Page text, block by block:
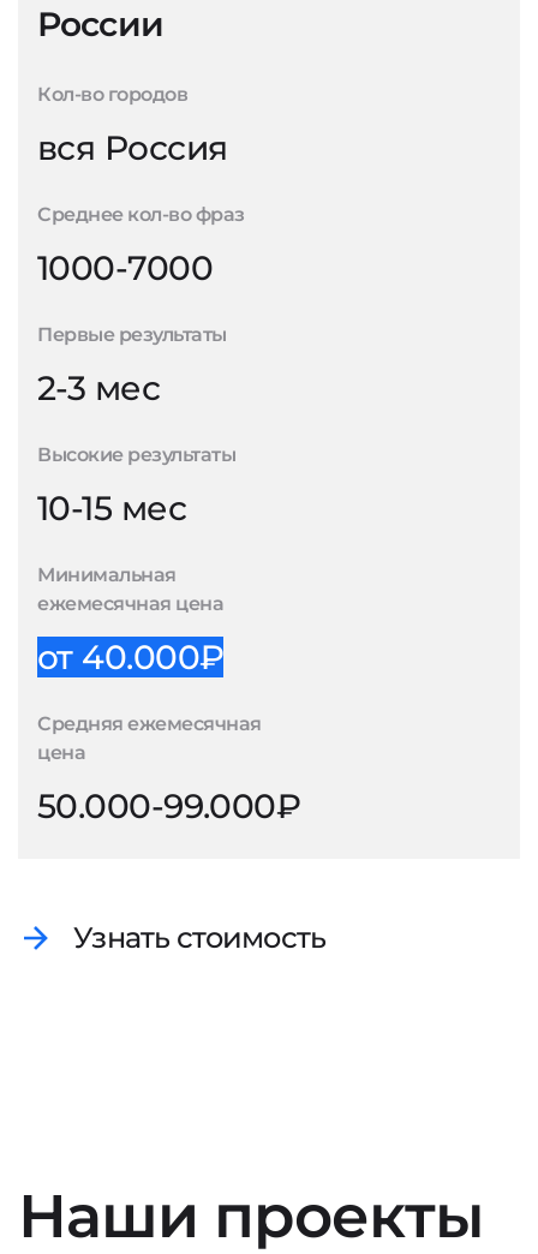
России
Кол-во городов
вся Россия
Среднее кол-во фраз
1000-7000
Первые результаты
2-3 мес
Высокие результаты
10-15 мес
Минимальная
ежемесячная цена
от 40.000₽
Средняя ежемесячная
цена
50.000-99.000₽
Узнать стоимость
Наши проекты